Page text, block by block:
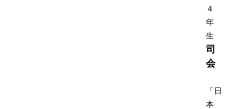
４
年
生
司
会
「日
本